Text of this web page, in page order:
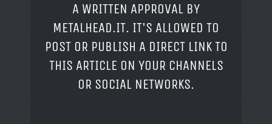
A WRITTEN APPROVAL BY
METALHEAD.IT. IT'S ALLOWED TO
POST OR PUBLISH A DIRECT LINK TO
THIS ARTICLE ON YOUR CHANNELS
OR SOCIAL NETWORKS.